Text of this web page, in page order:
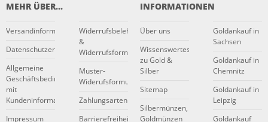
MEHR ÜBER...
Versandinformationen
Datenschutzerklärung
Allgemeine
Geschäftsbedingungen
mit
Kundeninformationen
Impressum
Widerrufsbelehrung
&
Widerrufsformular
Muster-
Widerufsformular
Zahlungsarten
Barrierefreiheitserklärung
INFORMATIONEN
Über uns
Wissenswertes
zu Gold &
Silber
Sitemap
Silbermünzen,
Goldmünzen
Goldankauf in
Sachsen
Goldankauf in
Chemnitz
Goldankauf in
Leipzig
Goldankauf